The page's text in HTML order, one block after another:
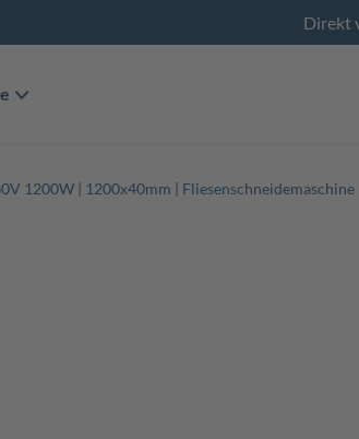
Direkt
1200W | 1200x40mm | Fliesenschneidemaschine